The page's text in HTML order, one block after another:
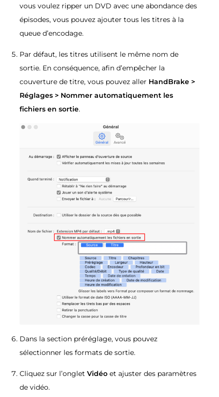
vous voulez ripper un DVD avec une abondance des
épisodes, vous pouvez ajouter tous les titres à la
queue d’encodage.
Par défaut, les titres utilisent le même nom de
sortie. En conséquence, afin d’empêcher la
couverture de titre, vous pouvez aller HandBrake >
Réglages > Nommer automatiquement les
fichiers en sortie.
Dans la section préréglage, vous pouvez
sélectionner les formats de sortie.
Cliquez sur l’onglet Vidéo et ajuster des paramètres
de vidéo.